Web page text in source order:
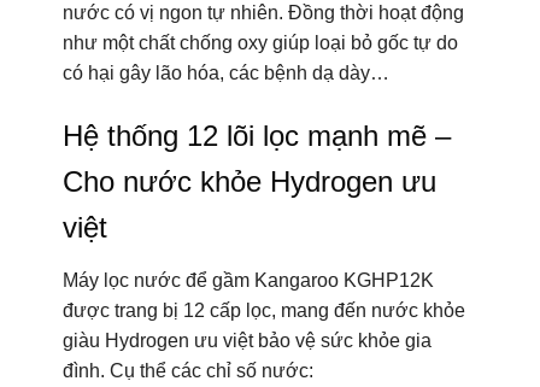
Máy lọc nước để gầm Kangaroo KGHP12K
được trang bị 12 cấp lọc, mang đến nước khỏe
giàu Hydrogen ưu việt bảo vệ sức khỏe gia
Hàm lượng Hydrogen tới 1500 ppb có lợi cho
sức khỏe, làm chậm quá trình lão hóa, cải thiện
chức năng gan và hỗ trợ hệ miễn dịch.
các gốc tự do, giúp ngăn ngừa lão hóa.
Độ pH 9 – 10 mức kiềm tự nhiên như rau xanh.
Độ kiềm này trung hòa axit dư có trong thực